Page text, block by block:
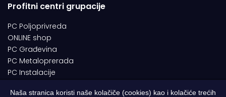
Profitni centri grupacije
PC Poljoprivreda
ONLINE shop
PC Građevina
PC Metaloprerada
PC Instalacije
Naša stranica koristi naše kolačiče (cookies) kao i kolačiće trećih